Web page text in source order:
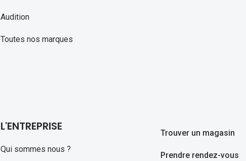
Audition
Toutes nos marques
L'ENTREPRISE
Qui sommes nous ?
Trouver un magasin
Prendre rendez-vous